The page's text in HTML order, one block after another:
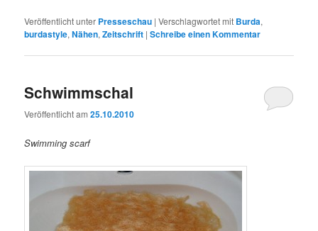
Veröffentlicht unter Presseschau |Verschlagwortet mit Burda,
burdastyle,Nähen,Zeitschrift |Schreibe einen Kommentar
Schwimmschal
Veröffentlicht am25.10.2010
Swimming scarf